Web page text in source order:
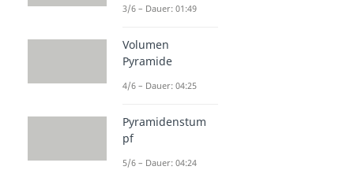
3/6 – Dauer: 01:49
Volumen
Pyramide
4/6 – Dauer: 04:25
Pyramidenstum
pf
5/6 – Dauer: 04:24